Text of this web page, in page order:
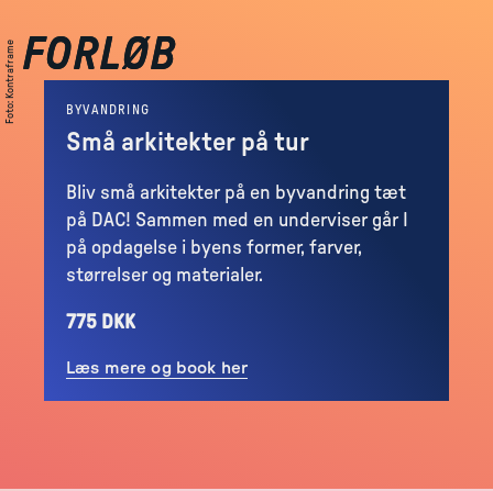
FORLØB
Foto
:
Kontraframe
BYVANDRING
Små arkitekter på tur
Bliv små arkitekter på en byvandring tæt
på DAC! Sammen med en underviser går I
på opdagelse i byens former, farver,
størrelser og materialer.
775 DKK
Læs mere og book her
FORLØB